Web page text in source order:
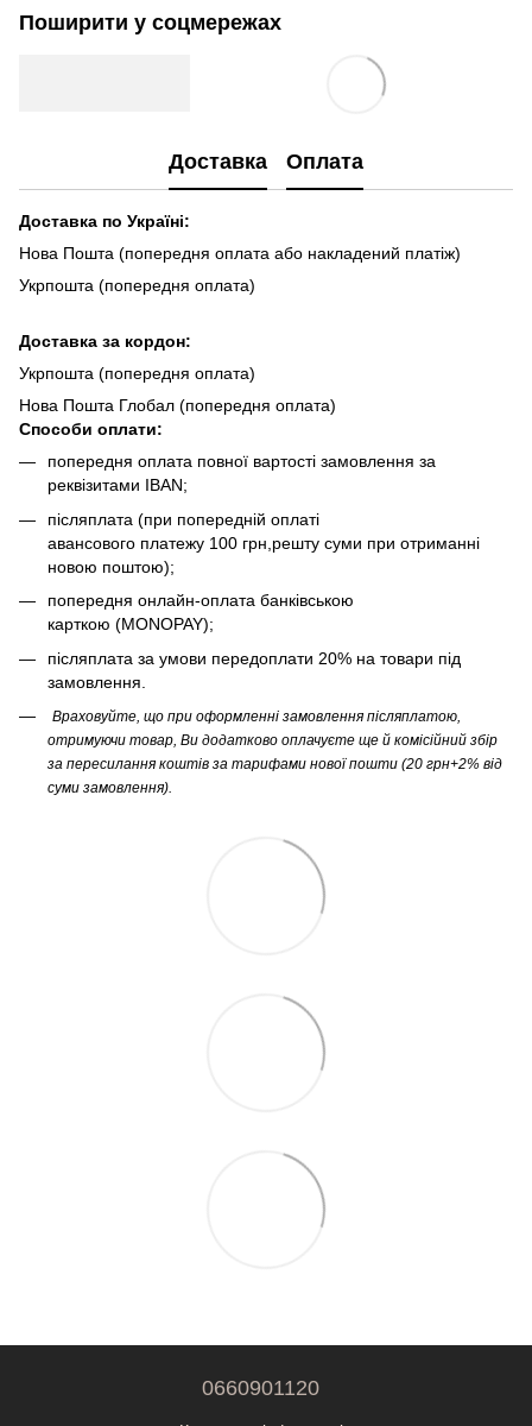
Поширити у соцмережах
Доставка Оплата
Доставка по Україні:
Нова Пошта (попередня оплата або накладений платіж)
Укрпошта (попередня оплата)
Доставка за кордон:
Укрпошта (попередня оплата)
Нова Пошта Глобал (попередня оплата)
Способи оплати:
попередня оплата повної вартості замовлення за
реквізитами IBAN;
післяплата (при попередній оплаті
авансового платежу 100 грн,решту суми при отриманні
новою поштою);
попередня онлайн-оплата банківською
карткою (MONOPAY);
післяплата за умови передоплати 20% на товари під
замовлення.
Враховуйте, що при оформленні замовлення післяплатою,
отримуючи товар, Ви додатково оплачуєте ще й комісійний збір
за пересилання коштів за тарифами нової пошти (20 грн+2% від
суми замовлення).
0660901120